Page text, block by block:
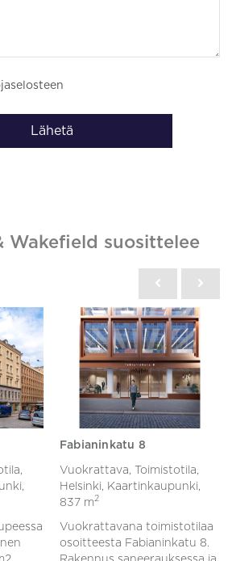
Lähetä
Wakefield suosittelee
Fabianinkatu 8
Vuokrattava, Toimistotila,
Helsinki, Kaartinkaupunki,
837 m2
Vuokrattavana toimistotilaa
osoitteesta Fabianinkatu 8.